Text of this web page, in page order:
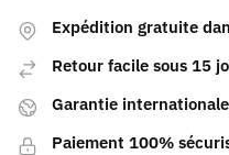
Expédition gratuite
Retour facile sous 15
Garantie internationale
Paiement 100%